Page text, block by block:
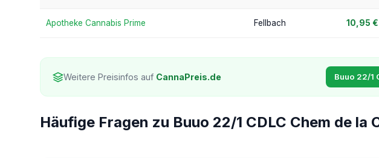
Apotheke Cannabis Prime Fellbach 10,95 €
Weitere Preisinfos auf CannaPreis.de Buuo 22/1
Häufige Fragen zu Buuo 22/1 CDLC Chem de la